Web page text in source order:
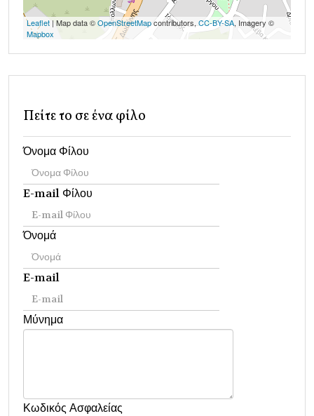
Leaflet | Map data ©OpenStreetMapcontributors, CC-BY-SA, Imagery ©
Mapbox
Πείτε το σε ένα φίλο
Όνομα Φίλου
E-mail Φίλου
Όνομά
E-mail
Μύνημα
Κωδικός Ασφαλείας